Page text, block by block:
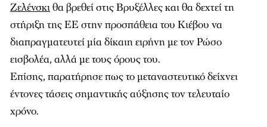
Ζελένσκιθα βρεθεί στις Βρυξέλλες και θα δεχτεί τη
στήριξη της ΕΕ στην προσπάθεια του Κιέβου να
διαπραγματευτεί μία δίκαιη ειρήνη με τον Ρώσο
εισβολέα, αλλά με τους όρους του.
Επίσης, παρατήρησε πως το μεταναστευτικό δείχνει
έντονες τάσεις σημαντικής αύξησης τον τελευταίο
χρόνο.